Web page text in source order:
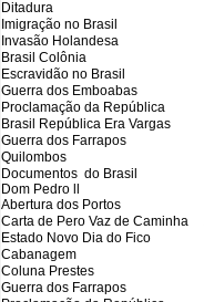
Ditadura
Imigração no Brasil
Invasão Holandesa
Brasil Colônia
Escravidão no Brasil
Guerra dos Emboabas
Proclamação da República
Brasil República Era Vargas
Guerra dos Farrapos
Quilombos
Documentos do Brasil
Dom Pedro ll
Abertura dos Portos
Carta de Pero Vaz de Caminha
Estado Novo Dia do Fico
Cabanagem
Coluna Prestes
Guerra dos Farrapos